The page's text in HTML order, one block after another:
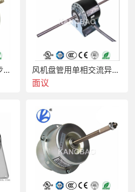
水空调用单相交流异步电容运转电机 风机盘管用单相交流异步电容运转电机
面议